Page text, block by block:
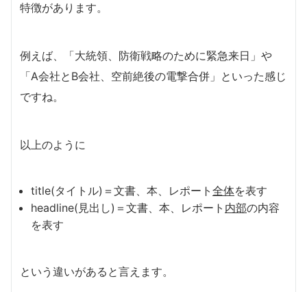
特徴があります。
例えば、「大統領、防衛戦略のために緊急来日」や
「A会社とB会社、空前絶後の電撃合併」といった感じ
ですね。
以上のように
title(タイトル)＝文書、本、レポート 全体を表す
headline(見出し)＝文書、本、レポート 内部の内容
を表す
という違いがあると言えます。